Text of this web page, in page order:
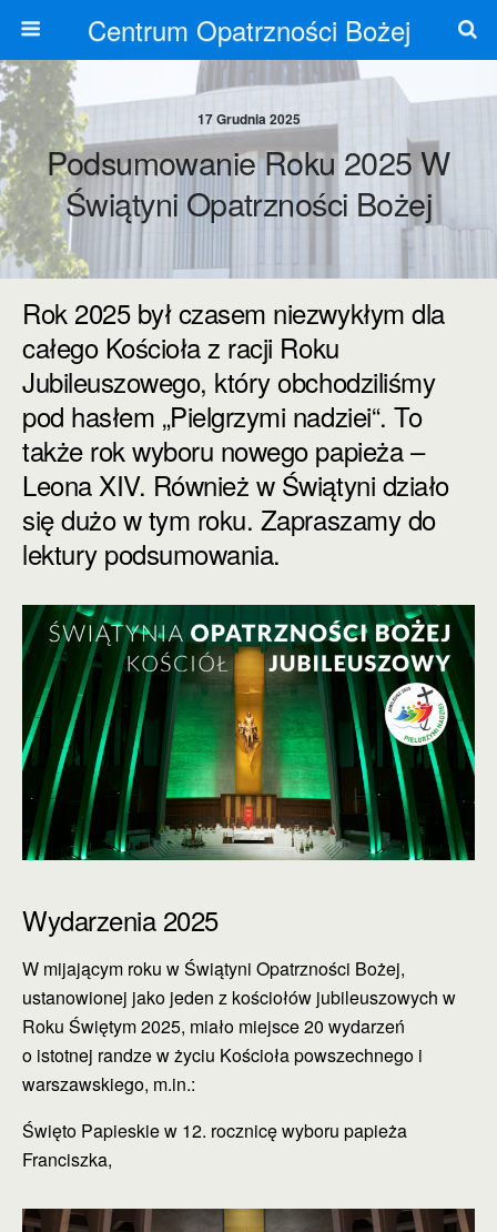
Centrum Opatrzności Bożej
17 Grudnia 2025
Podsumowanie Roku 2025 W
Świątyni Opatrzności Bożej
Rok 2025 był czasem niezwykłym dla
całego Kościoła z racji Roku
Jubileuszowego, który obchodziliśmy
pod hasłem „Pielgrzymi nadziei“. To
także rok wyboru nowego papieża –
Leona XIV. Również w Świątyni działo
się dużo w tym roku. Zapraszamy do
lektury podsumowania.
Wydarzenia 2025
W mijającym roku w Świątyni Opatrzności Bożej,
ustanowionej jako jeden z kościołów jubileuszowych w
Roku Świętym 2025, miało miejsce 20 wydarzeń
o istotnej randze w życiu Kościoła powszechnego i
warszawskiego, m.in.:
Święto Papieskie w 12. rocznicę wyboru papieża
Franciszka,